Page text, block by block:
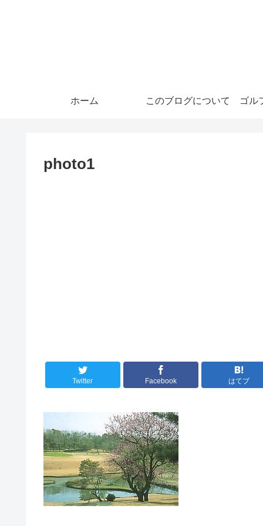
ホーム このブログについて ゴル
photo1
Twitter Facebook はてブ